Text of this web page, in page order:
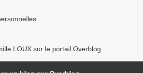
LOUX sur le portail Overblog